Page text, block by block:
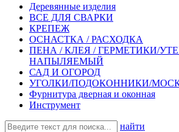
Деревянные изделия
ВСЕ ДЛЯ СВАРКИ
КРЕПЕЖ
ОСНАСТКА / РАСХОДКА
ПЕНА / КЛЕЯ / ГЕРМЕТИКИ/
НАПЫЛЯЕМЫЙ
САД И ОГОРОД
УГОЛКИ/ПОДОКОННИКИ/
Фурнитура дверная и оконная
Инструмент
найти